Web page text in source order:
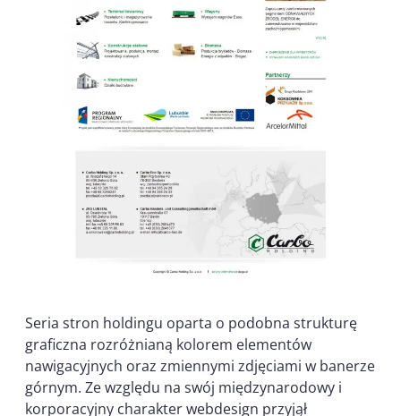
Seria stron holdingu oparta o podobna strukturę
graficzna rozróżnianą kolorem elementów
nawigacyjnych oraz zmiennymi zdjęciami w banerze
górnym. Ze względu na swój międzynarodowy i
korporacyjny charakter webdesign przyjął